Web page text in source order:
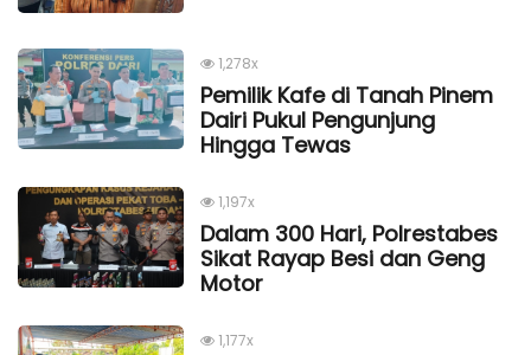
1,278x
Pemilik Kafe di Tanah Pinem
Dairi Pukul Pengunjung
Hingga Tewas
1,197x
Dalam 300 Hari, Polrestabes
Sikat Rayap Besi dan Geng
Motor
1,177x